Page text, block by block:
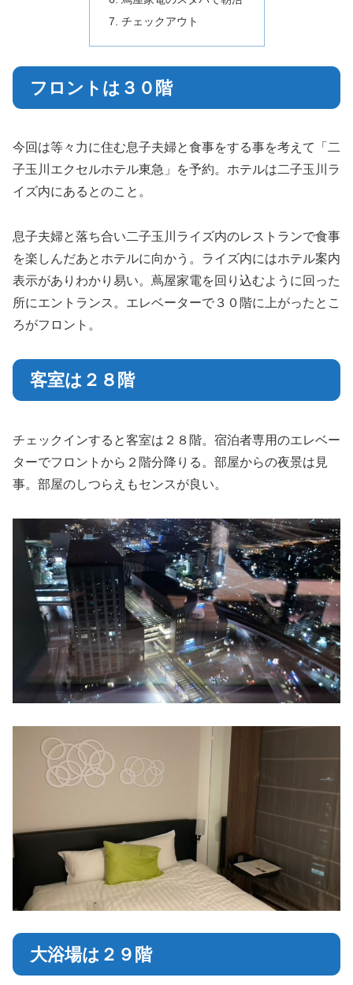
チェックアウト
フロントは３０階
今回は等々力に住む息子夫婦と食事をする事を考えて「二
子玉川エクセルホテル東急」を予約。ホテルは二子玉川ラ
イズ内にあるとのこと。
息子夫婦と落ち合い二子玉川ライズ内のレストランで食事
を楽しんだあとホテルに向かう。ライズ内にはホテル案内
表示がありわかり易い。蔦屋家電を回り込むように回った
所にエントランス。エレベーターで３０階に上がったとこ
ろがフロント。
客室は２８階
チェックインすると客室は２８階。宿泊者専用のエレベー
ターでフロントから２階分降りる。部屋からの夜景は見
事。部屋のしつらえもセンスが良い。
大浴場は２９階